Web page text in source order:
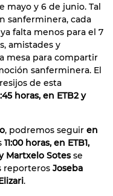
mayo y 6 de junio. Tal
sanferminera, cada
falta menos para el 7
amistades y
mesa para compartir
sanferminera. El
de esta
horas, en ETB2 y
, podremos seguir en
11:00 horas, en ETB1,
Martxelo Sotesse
reporteros Joseba
.